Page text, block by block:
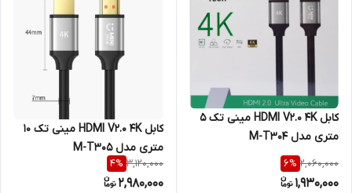
کابل HDMI V2.0 4K مینی تک 5
متری مدل M-T304
2,060,000
6%
1,930,000
کابل HDMI V2.0 4K مینی تک 10
متری مدل M-T305
3,120,000
4%
2,980,000